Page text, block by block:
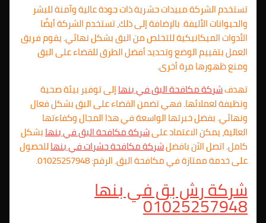
تستخدم الشركة مبيدات حشرية ذات جودة عالية وآمنة للبشر
والحيوانات الأليفة. بالإضافة إلى ذلك، تستخدم الشركة أيضًا
الأدوات الميكانيكية للتخلص من البق بشكل نهائي. يقوم فريق
العمل بتقييم الوضع وتحديد أفضل الطرق للقضاء على البق
ومنع ظهورها مرة أخرى.
تهدفشركة مكافحة البق في بنهاإلى توفير بيئة صحية
ونظيفة لعملائها. فهي تضمن القضاء على البق بشكل فعال
ونهائي. بفضل خبرتها الواسعة في هذا المجال وكفاءتها
العالية، يمكن الاعتماد علىشركة مكافحة البق في بنهابشكل
كامل. اتصل الآن بافضلشركة مكافحة حشرات في بنهاللحصول
على خدمة ممتازة في مكافحة البق. الرقم: 01025257948.
شركة رش بق في بنها
01025257948